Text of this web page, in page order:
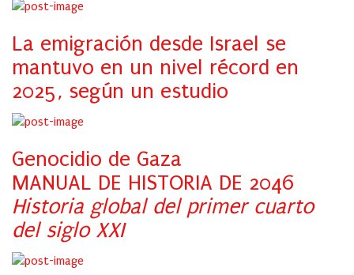
La emigración desde Israel se
mantuvo en un nivel récord en
2025, según un estudio
Genocidio de Gaza
MANUAL DE HISTORIA DE 2046
Historia global del primer cuarto
del siglo XXI